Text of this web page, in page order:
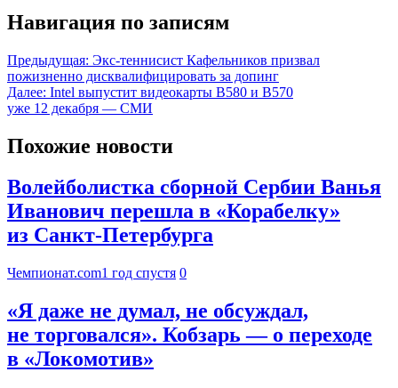
Навигация по записям
Предыдущая: Экс-теннисист Кафельников призвал
пожизненно дисквалифицировать за допинг
Далее: Intel выпустит видеокарты B580 и B570
уже 12 декабря — СМИ
Похожие новости
Волейболистка сборной Сербии Ванья
Иванович перешла в «Корабелку»
из Санкт-Петербурга
Чемпионат.com1 год спустя 0
«Я даже не думал, не обсуждал,
не торговался». Кобзарь — о переходе
в «Локомотив»